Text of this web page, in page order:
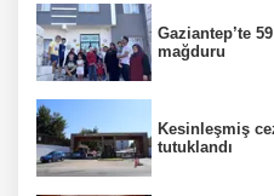
Gaziantep’te
mağduru
Kesinleşmiş
tutuklandı